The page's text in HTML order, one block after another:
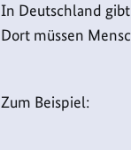
In Deutschland
Dort müssen
Zum Beispiel: